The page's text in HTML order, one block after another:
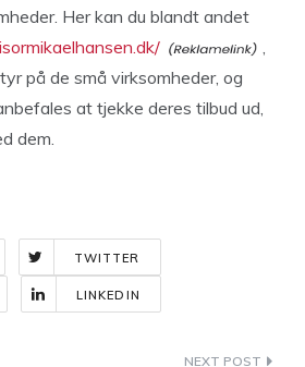
Her kan du blandt andet
,
på de små virksomheder, og
at tjekke deres tilbud ud,
dem.
TWITTER
LINKEDIN